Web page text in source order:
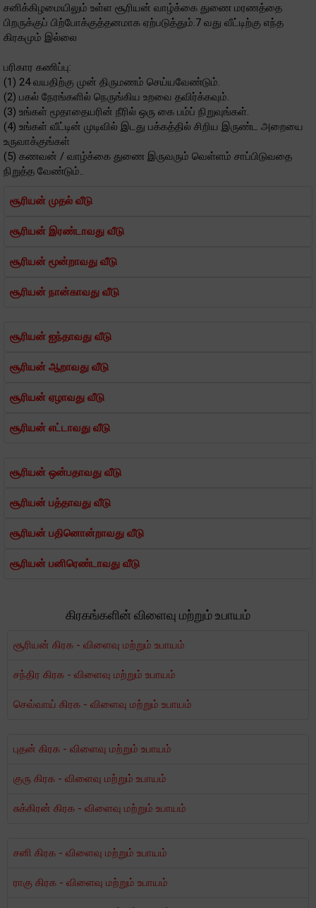
சனிக்கிழமையிலும் உள்ள சூரியன் வாழ்க்கை துணை மரணத்தை
பிறருக்குப் பிற்போக்குத்தனமாக ஏற்படுத்தும்.7 வது வீட்டிற்கு எந்த
கிரகமும் இல்லை
பரிகார கணிப்பு:
(1) 24 வயதிற்கு முன் திருமணம் செய்யவேண்டும்.
(2) பகல் நேரங்களில் நெருங்கிய உறவை தவிர்க்கவும்.
(3) உங்கள் மூதாதையரின் நீரில் ஒரு கை பம்ப் நிறுவுங்கள்.
(4) உங்கள் வீட்டின் முடிவில் இடது பக்கத்தில் சிறிய இருண்ட அறையை
உருவாக்குங்கள்
(5) கணவன் / வாழ்க்கை துணை இருவரும் வெள்ளம் சாப்பிடுவதை
நிறுத்த வேண்டும்..
சூரியன் முதல் வீடு
சூரியன் இரண்டாவது வீடு
சூரியன் மூன்றாவது வீடு
சூரியன் நான்காவது வீடு
சூரியன் ஐந்தாவது வீடு
சூரியன் ஆறாவது வீடு
சூரியன் ஏழாவது வீடு
சூரியன் எட்டாவது வீடு
சூரியன் ஒன்பதாவது வீடு
சூரியன் பத்தாவது வீடு
சூரியன் பதினொன்றாவது வீடு
சூரியன் பனிரெண்டாவது வீடு
கிரகங்களின் விளைவு மற்றும் உபாயம்
சூரியன் கிரக - விளைவு மற்றும் உபாயம்
சந்திர கிரக - விளைவு மற்றும் உபாயம்
செவ்வாய் கிரக - விளைவு மற்றும் உபாயம்
புதன் கிரக - விளைவு மற்றும் உபாயம்
குரு கிரக - விளைவு மற்றும் உபாயம்
சுக்கிரன் கிரக - விளைவு மற்றும் உபாயம்
சனி கிரக - விளைவு மற்றும் உபாயம்
ராகு கிரக - விளைவு மற்றும் உபாயம்